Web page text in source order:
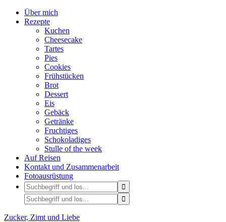
Über mich
Rezepte
Kuchen
Cheesecake
Tartes
Pies
Cookies
Frühstücken
Brot
Dessert
Eis
Gebäck
Getränke
Fruchtiges
Schokoladiges
Stulle of the week
Auf Reisen
Kontakt und Zusammenarbeit
Fotoausrüstung
Zucker, Zimt und Liebe